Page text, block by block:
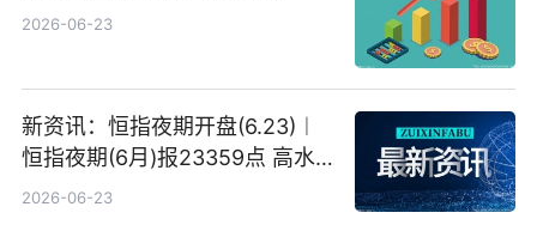
2026-06-23
新资讯：恒指夜期开盘(6.23)︱
恒指夜期(6月)报23359点 高水
23点
2026-06-23